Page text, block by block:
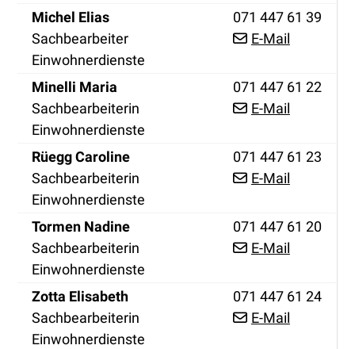
Michel EliasFunktion
Sachbearbeiter
Einwohnerdienste
Zentrale
071 447 61 39
E-Mail
Minelli Maria
Sachbearbeiterin
Einwohnerdienste
Tel.
071 447 61 22
E-Mail
Rüegg CarolineFunktion
Sachbearbeiterin
Einwohnerdienste
Tel.
071 447 61 23
E-Mail
Tormen NadineFunktion
Sachbearbeiterin
Einwohnerdienste
Tel.
071 447 61 20
E-Mail
Zotta ElisabethFunktion
Sachbearbeiterin
Einwohnerdienste
Tel.
071 447 61 24
E-Mail